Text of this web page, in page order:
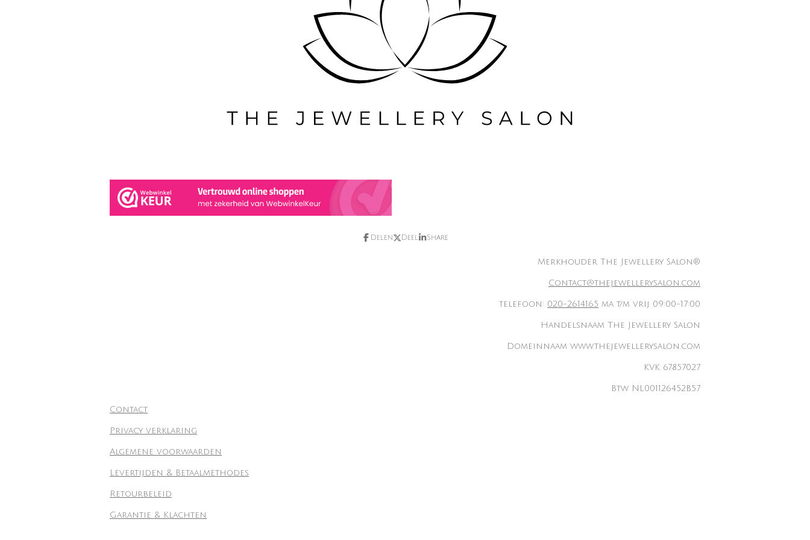
Delen Deel Share
Merkhouder The Jewellery Salon®
Contact@thejewellerysalon.com
telefoon: 020-2614165 ma t/m vrij 09:00-17:00
Handelsnaam The Jewellery Salon
Domeinnaam www.thejewellerysalon.com
KVK 67857027
Btw NL001126452B57
Contact
Privacy verklaring
Algemene voorwaarden
Levertijden & Betaalmethodes
Retourbeleid
Garantie & Klachten